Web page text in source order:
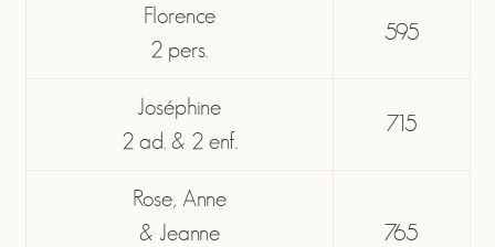
Florence
2 pers.
595
Joséphine
2 ad. & 2 enf.
715
Rose, Anne
& Jeanne
765